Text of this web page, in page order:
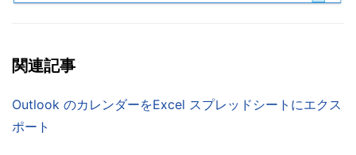
関連記事
Outlook のカレンダーをExcel スプレッドシートにエクス
ポート